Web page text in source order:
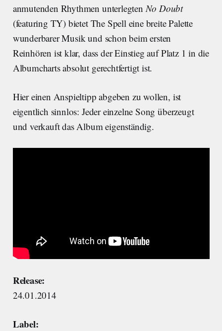
anmutenden Rhythmen unterlegten No Doubt
(featuring TY) bietet The Spell eine breite Palette
wunderbarer Musik und schon beim ersten
Reinhören ist klar, dass der Einstieg auf Platz 1 in die
Albumcharts absolut gerechtfertigt ist.
Hier einen Anspieltipp abgeben zu wollen, ist
eigentlich sinnlos: Jeder einzelne Song überzeugt
und verkauft das Album eigenständig.
Release:
24.01.2014
Label: